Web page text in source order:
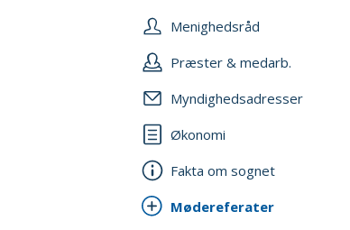
Menighedsråd
Præster & medarb.
Myndighedsadresser
Økonomi
Fakta om sognet
Mødereferater